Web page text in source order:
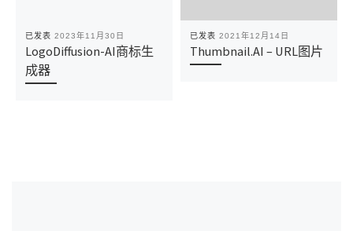
已发表 2023年11月30日
LogoDiffusion-AI商标生
成器
已发表 2021年12月14日
Thumbnail.AI – URL图片